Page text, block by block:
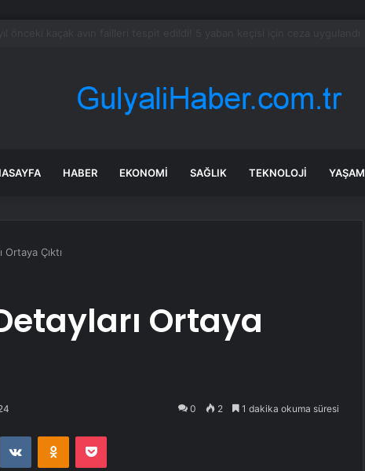
HABER EKONOMI SAĞLIK TEKNOLOJI YAŞAM
Çıktı
Ortaya
0 2 1 dakika okuma süresi
VKontakteOdnoklassniki
Pocket